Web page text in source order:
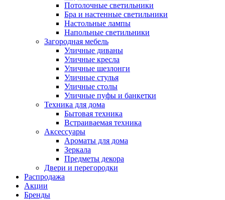
Потолочные светильники
Бра и настенные светильники
Настольные лампы
Напольные светильники
Загородная мебель
Уличные диваны
Уличные кресла
Уличные шезлонги
Уличные стулья
Уличные столы
Уличные пуфы и банкетки
Техника для дома
Бытовая техника
Встраиваемая техника
Аксессуары
Ароматы для дома
Зеркала
Предметы декора
Двери и перегородки
Распродажа
Акции
Бренды